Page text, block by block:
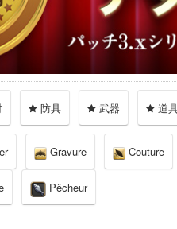
防具 武器 道
Gravure Couture
Pêcheur